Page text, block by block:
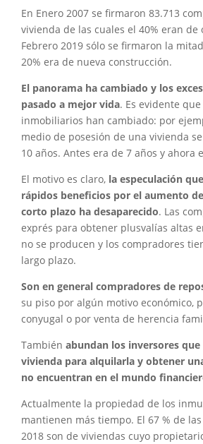
En Enero 2007 se firmaron 83.713
vivienda de las cuales el 40% eran de
Febrero 2019 sólo se firmaron la
20% era de nueva construcción.
El panorama ha cambiado y los
pasado a mejor vida. Es evidente
inmobiliarios han cambiado: por
medio de posesión de una vivienda
10 años. Antes era de 7 años y ahora
El motivo es claro, la especulación
rápidos beneficios por el aumento
corto plazo ha desaparecido. Las
exprés para obtener plusvalías altas
no se producen y los compradores
largo plazo.
Son en general compradores de
su piso por algún motivo económico,
conyugal o por venta de herencia
También abundan los inversores
vivienda para alquilarla y obtener
no encuentran en el mundo
Actualmente la propiedad de los
mantienen más tiempo. El 67 % de
2018 son de viviendas cuyo